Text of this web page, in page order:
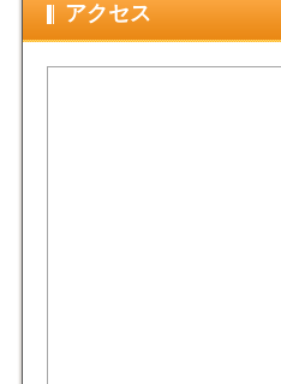
アクセス